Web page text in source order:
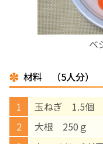
べ
材料 （5人分）
玉ねぎ 1.5個
大根 250ｇ
‘さんルーム